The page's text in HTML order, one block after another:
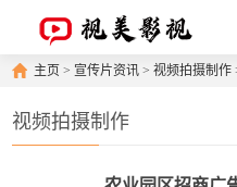
主页 > 宣传片资讯 >视频拍摄制作
视频拍摄制作